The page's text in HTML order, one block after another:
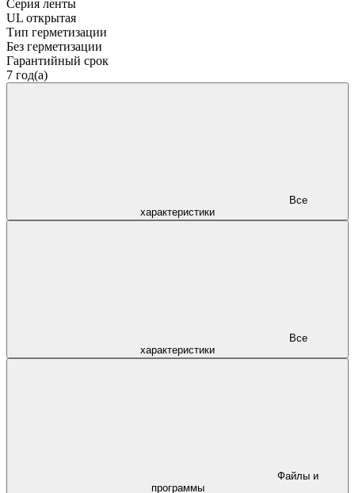
Серия ленты
UL открытая
Тип герметизации
Без герметизации
Гарантийный срок
7 год(а)
характеристики
характеристики
программы